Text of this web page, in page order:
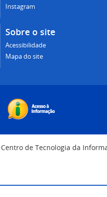
Instagram
Sobre o site
Acessibilidade
Mapa do site
Centro de Tecnologia da